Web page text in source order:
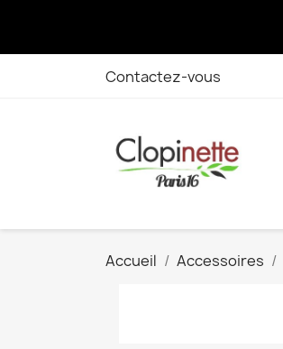
Contactez-vous
Accueil Accessoires